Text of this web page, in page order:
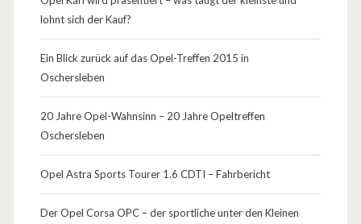
b
n
lohnt sich der Kauf?
Ein Blick zurück auf das Opel-Treffen 2015 in
Oschersleben
20 Jahre Opel-Wahnsinn – 20 Jahre Opeltreffen
Oschersleben
Opel Astra Sports Tourer 1.6 CDTI – Fahrbericht
Der Opel Corsa OPC – der sportliche unter den Kleinen